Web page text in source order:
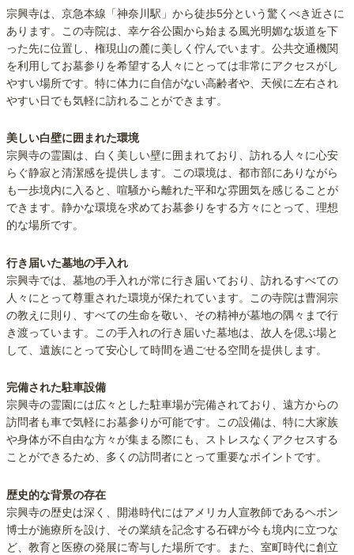
宗興寺は、京急本線「神奈川駅」から徒歩5分という驚くべき近さに
あります。この寺院は、幸ケ谷公園から始まる風光明媚な坂道を下
った先に位置し、権現山の麓に美しく佇んでいます。公共交通機関
を利用してお墓参りを希望する人々にとっては非常にアクセスがし
やすい場所です。特に体力に自信がない高齢者や、天候に左右され
やすい日でも気軽に訪れることができます。
美しい白壁に囲まれた環境
宗興寺の霊園は、白く美しい壁に囲まれており、訪れる人々に心安
らぐ静寂と清潔感を提供します。この環境は、都市部にありながら
も一歩境内に入ると、喧騒から離れた平和な雰囲気を感じることが
できます。静かな環境を求めてお墓参りをする方々にとって、理想
的な場所です。
行き届いた墓地の手入れ
宗興寺では、墓地の手入れが常に行き届いており、訪れるすべての
人々にとって尊重された環境が保たれています。この寺院は曹洞宗
の教えに則り、すべての生命を敬い、その精神が墓地の隅々まで行
き渡っています。この手入れの行き届いた墓地は、故人を偲ぶ場と
して、遺族にとって安心して時間を過ごせる空間を提供します。
完備された駐車設備
宗興寺の霊園には広々とした駐車場が完備されており、遠方からの
訪問者も車で気軽にお墓参りが可能です。この設備は、特に大家族
や身体が不自由な方々が集まる際にも、ストレスなくアクセスする
ことができるため、多くの訪問者にとって重要なポイントです。
歴史的な背景の存在
宗興寺の歴史は深く、開港時代にはアメリカ人宣教師であるヘボン
博士が施療所を設け、その業績を記念する石碑が今も境内に立つな
ど、教育と医療の発展に寄与した場所です。また、室町時代に創立